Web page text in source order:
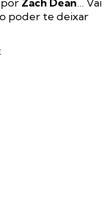
poder te deixar